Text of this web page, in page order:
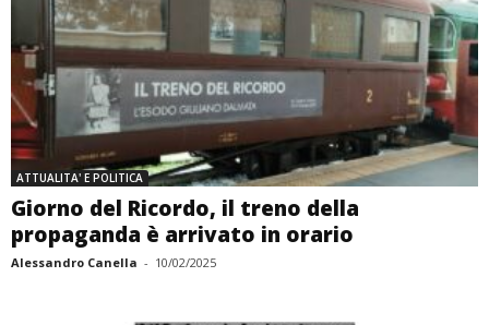
ATTUALITA' E POLITICA
Giorno del Ricordo, il treno della
propaganda è arrivato in orario
Alessandro Canella - 10/02/2025